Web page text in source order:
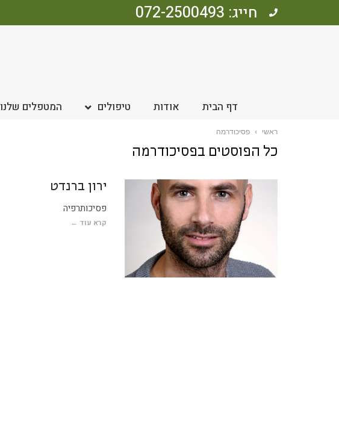
חייג: 072-2500493
דף הבית אודות טיפולים המטפלים שלנו
ראשי › פסיכודרמה
כל הפוסטים בפסיכודרמה
ירון ברנדט
פסיכותרפיה
קרא עוד ←